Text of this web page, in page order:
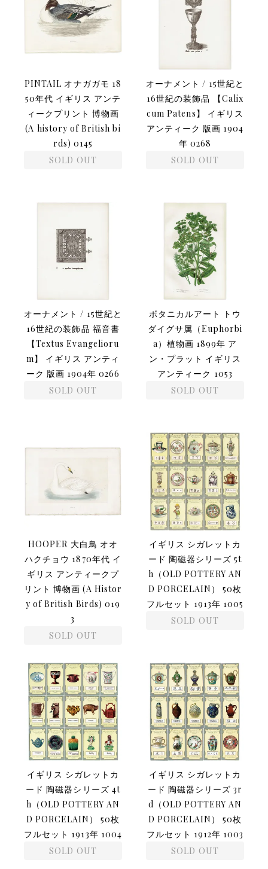
PINTAIL オナガガモ 18
50年代 イギリス アンテ
ィークプリント 博物画
(A history of British bi
rds) 0145
SOLD OUT
オーナメント / 15世紀と
16世紀の装飾品 【Calix
cum Patens】 イギリス
アンティーク 版画 1904
年 0268
SOLD OUT
オーナメント / 15世紀と
16世紀の装飾品 福音書
【Textus Evangelioru
m】 イギリス アンティ
ーク 版画 1904年 0266
SOLD OUT
ボタニカルアート トウ
ダイグサ属（Euphorbi
a）植物画 1899年 ア
ン・プラット イギリス
アンティーク 1053
SOLD OUT
HOOPER 大白鳥 オオ
ハクチョウ 1870年代 イ
ギリス アンティークプ
リント 博物画 (A Histor
y of British Birds) 019
3
SOLD OUT
イギリス シガレットカ
ード 陶磁器シリーズ 5t
h（OLD POTTERY AN
D PORCELAIN） 50枚
フルセット 1913年 1005
SOLD OUT
イギリス シガレットカ
ード 陶磁器シリーズ 4t
h（OLD POTTERY AN
D PORCELAIN） 50枚
フルセット 1913年 1004
SOLD OUT
イギリス シガレットカ
ード 陶磁器シリーズ 3r
d（OLD POTTERY AN
D PORCELAIN） 50枚
フルセット 1912年 1003
SOLD OUT